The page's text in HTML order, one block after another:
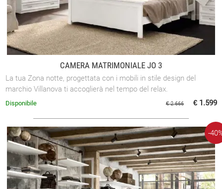
CAMERA MATRIMONIALE JO 3
La tua Zona notte, progettata con i mobili in stile design del
marchio Villanova ti accoglierà nel tempo del relax.
€ 2.666 € 1.599
Disponibile
-